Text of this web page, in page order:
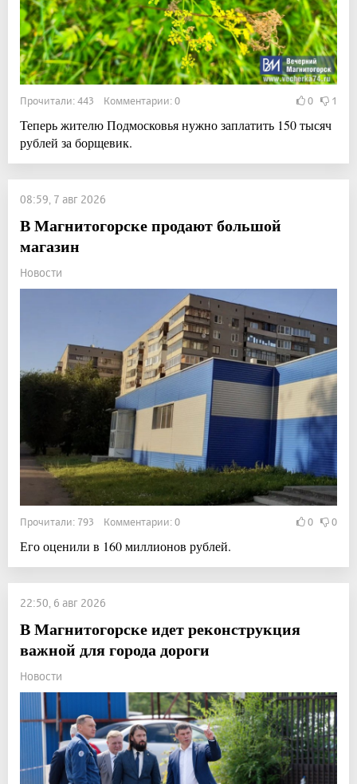
Прочитали: 443 Комментарии: 0 0 1
Теперь жителю Подмосковья нужно заплатить 150 тысяч
рублей за борщевик.
08:59, 7 авг 2026
В Магнитогорске продают большой
магазин
Новости
Прочитали: 793 Комментарии: 0 0 0
Его оценили в 160 миллионов рублей.
22:50, 6 авг 2026
В Магнитогорске идет реконструкция
важной для города дороги
Новости